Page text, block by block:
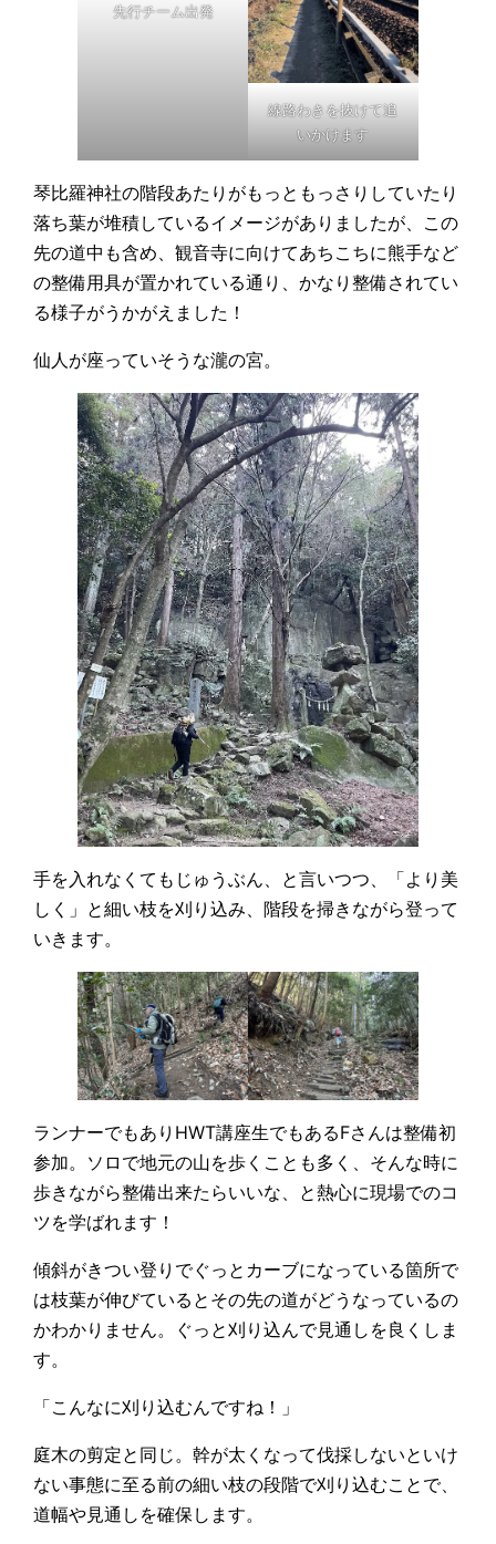
先行チーム出発
線路わきを抜けて追
いかけます
琴比羅神社の階段あたりがもっともっさりしていたり
落ち葉が堆積しているイメージがありましたが、この
先の道中も含め、観音寺に向けてあちこちに熊手など
の整備用具が置かれている通り、かなり整備されてい
る様子がうかがえました！
仙人が座っていそうな瀧の宮。
手を入れなくてもじゅうぶん、と言いつつ、「より美
しく」と細い枝を刈り込み、階段を掃きながら登って
いきます。
ランナーでもありHWT講座生でもあるFさんは整備初
参加。ソロで地元の山を歩くことも多く、そんな時に
歩きながら整備出来たらいいな、と熱心に現場でのコ
ツを学ばれます！
傾斜がきつい登りでぐっとカーブになっている箇所で
は枝葉が伸びているとその先の道がどうなっているの
かわかりません。ぐっと刈り込んで見通しを良くしま
す。
「こんなに刈り込むんですね！」
庭木の剪定と同じ。幹が太くなって伐採しないといけ
ない事態に至る前の細い枝の段階で刈り込むことで、
道幅や見通しを確保します。